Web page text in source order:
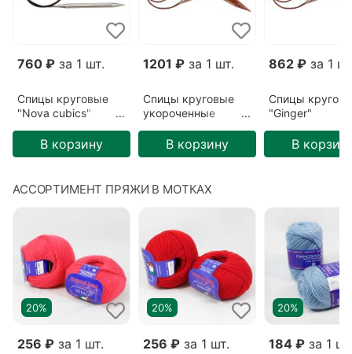
Детальный состав
Вискоза 73% Нейлон 27%
Номер крючка
№2,5
760 ₽ за 1 шт.
Спицы круговые
"Nova cubics"
В корзину
1201 ₽ за 1 шт.
Спицы круговые
укороченные
5,5мм/40см
В корзину
862 ₽ за 1
Спицы
"Ginger"
В
АССОРТИМЕНТ ПРЯЖИ В МОТКАХ
20%
256 ₽ за 1 шт.
20%
256 ₽ за 1 шт.
20%
184 ₽ за 1